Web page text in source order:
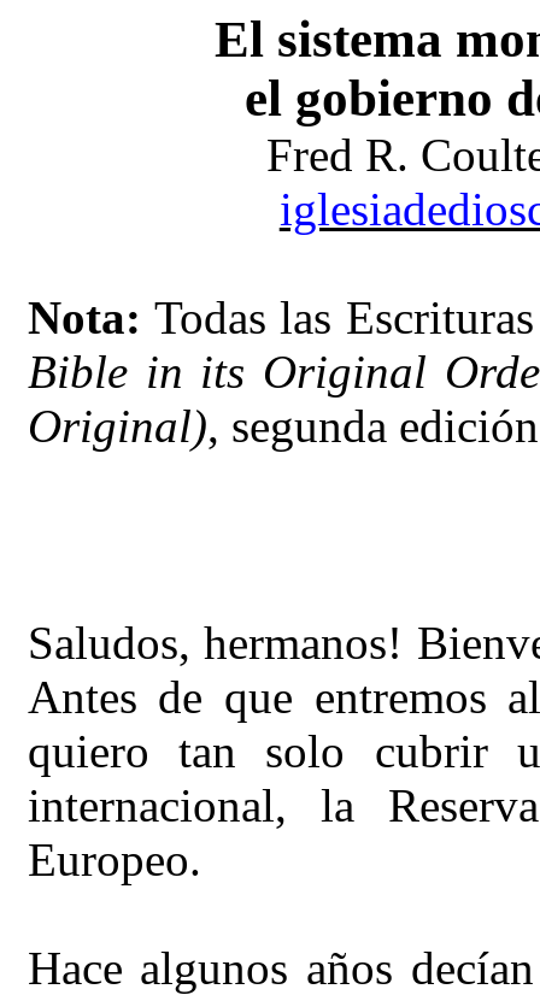
El sistema
el gobierno
Fred R.
Nota:Todas las
Bible in its Original
Original), segunda
Saludos, hermanos!
Antes de que entremos
quiero tan solo cubrir
internacional, la
Europeo.
Hace algunos años